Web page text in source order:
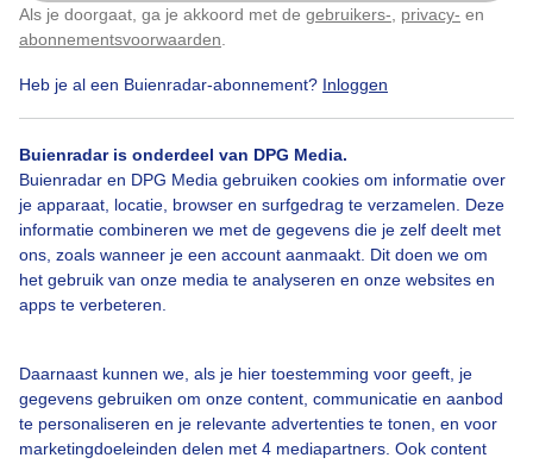
Als je doorgaat, ga je akkoord met de gebruikers- privacy- en
abonnementsvoorwaarden
Heb je al een Buienradar-abonnement? Inloggen
Buienradar is onderdeel van DPG Media.
Buienradar en DPG Media gebruiken cookies om informatie over
je apparaat, locatie, browser en surfgedrag te verzamelen. Deze
informatie combineren we met de gegevens die je zelf deelt met
ons, zoals wanneer je een account aanmaakt. Dit doen we om
het gebruik van onze media te analyseren en onze websites en
apps te verbeteren.
Daarnaast kunnen we, als je hier toestemming voor geeft, je
gegevens gebruiken om onze content, communicatie en aanbod
te personaliseren en je relevante advertenties te tonen, en voor
marketingdoeleinden delen met 4 mediapartners. Ook content
Deze week staat de avondvierdaagse in verschillende
noodweer is het evenement al in zeker vijftien plaatsen
In Heerenveen gaat het wandelevenement vanavond niet
door. "Waar we zouden lopen, is geen enkele plek om te
schuilen", laat Jan Dijkema, voorzitter van de
avondvierdaagse in Heerenveen weten aan RTL Nieuws. "We
lopen met 2500 tot 2800 kinderen, en die kunnen we dan niet
onderbrengen. Je wil niet dat er iets gebeurt."
zegt Johan Klinker. "Het was de hele dag spannend. Maar
zoals het er nu uitziet, gaan we ervoor."
Hagel en windstoten
Klik hierom dit aan te passen